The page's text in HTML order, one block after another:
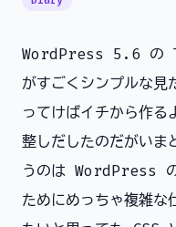
WordPress 5.6 の
がすごくシンプルな見
ってけばイチから作
整しだしたのだがい
うのは WordPress の
ためにめっちゃ複雑な